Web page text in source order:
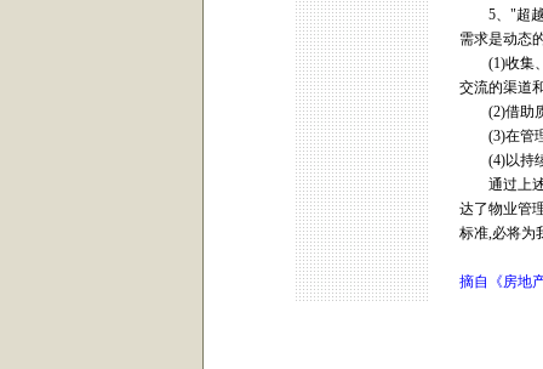
5、"超越"
需求是动态
(1)收集、
交流的渠道
(2)借助质
(3)在管理
(4)以持续
通过上述"
达了物业管
标准,必将为
摘自《房地